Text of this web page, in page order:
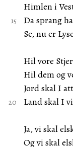
Himlen i
Da sprang
Se, nu er
Hil vore
Hil dem og
Jord skal I
Land skal I
Ja, vi skal
Og vi skal